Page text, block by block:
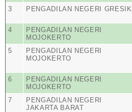
3 PENGADILAN NEGERI GRESIK
4
PENGADILAN NEGERI
MOJOKERTO
5
PENGADILAN NEGERI
MOJOKERTO
6
PENGADILAN NEGERI
MOJOKERTO
7
PENGADILAN NEGERI
JAKARTA BARAT